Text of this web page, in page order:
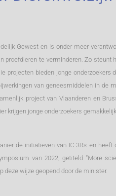
Gewest en is onder meer
proefdieren te verminderen. Zo steunt
projecten bieden jonge
van geneesmiddelen in de
project van Vlaanderen en
krijgen jonge onderzoekers
de initiatieven van IC-3Rs en
van 2022, getiteld “More
deze wijze geopend door de minister.